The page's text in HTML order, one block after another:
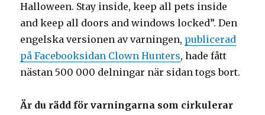
Halloween. Stay inside, keep all pets inside
and keep all doors and windows locked”. Den
engelska versionen av varningen, publicerad
på Facebooksidan Clown Hunters, hade fått
nästan 500 000 delningar när sidan togs bort.
Är du rädd för varningarna som cirkulerar